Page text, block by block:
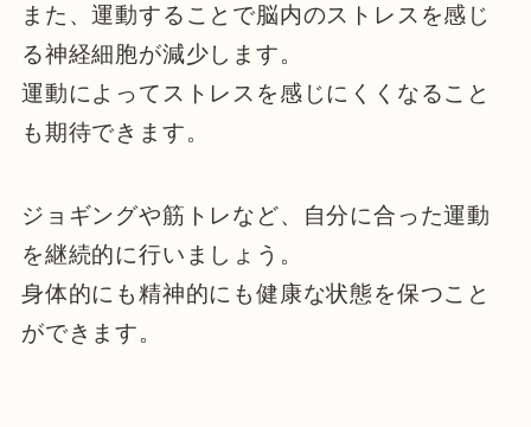
また、運動することで脳内のストレスを感じ
る神経細胞が減少します。
運動によってストレスを感じにくくなること
も期待できます。
ジョギングや筋トレなど、自分に合った運動
を継続的に行いましょう。
身体的にも精神的にも健康な状態を保つこと
ができます。